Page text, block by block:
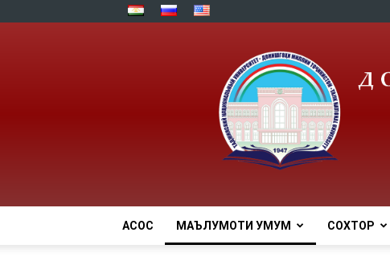
АСОСӢ МАЪЛУМОТИ УМУМӢ СОХТОР